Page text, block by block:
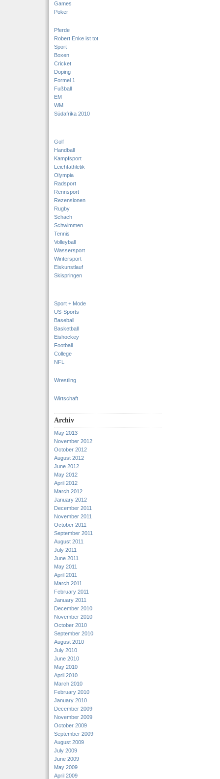
Games
Poker
Pferde
Robert Enke ist tot
Sport
Boxen
Cricket
Doping
Formel 1
Fußball
EM
WM
Südafrika 2010
Golf
Handball
Kampfsport
Leichtathletik
Olympia
Radsport
Rennsport
Rezensionen
Rugby
Schach
Schwimmen
Tennis
Volleyball
Wassersport
Wintersport
Eiskunstlauf
Skispringen
Sport + Mode
US-Sports
Baseball
Basketball
Eishockey
Football
College
NFL
Wrestling
Wirtschaft
Archiv
May 2013
November 2012
October 2012
August 2012
June 2012
May 2012
April 2012
March 2012
January 2012
December 2011
November 2011
October 2011
September 2011
August 2011
July 2011
June 2011
May 2011
April 2011
March 2011
February 2011
January 2011
December 2010
November 2010
October 2010
September 2010
August 2010
July 2010
June 2010
May 2010
April 2010
March 2010
February 2010
January 2010
December 2009
November 2009
October 2009
September 2009
August 2009
July 2009
June 2009
May 2009
April 2009